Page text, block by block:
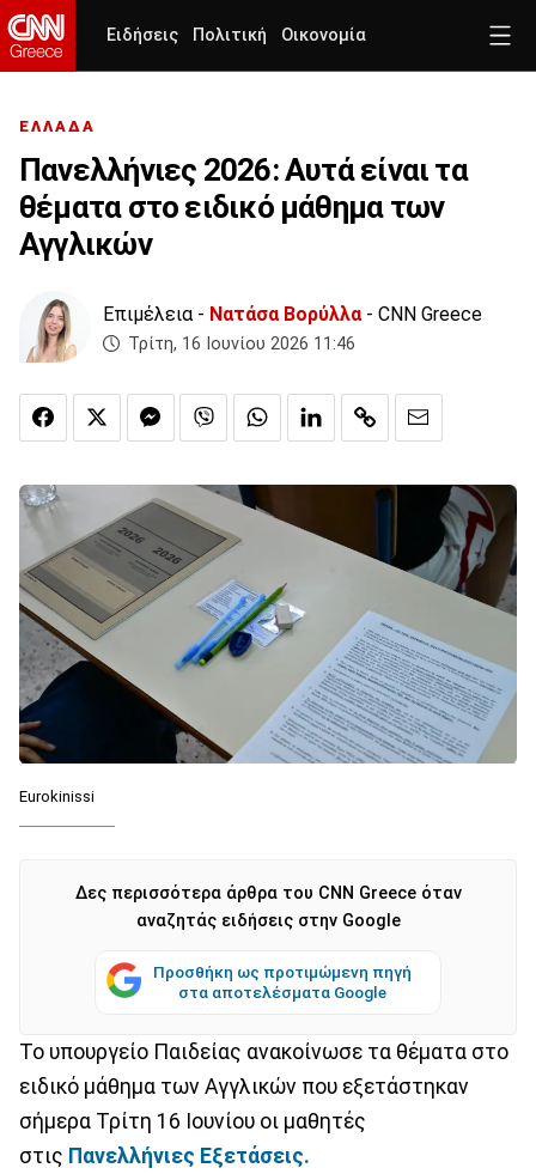
Ειδήσεις Πολιτική Οικονομία
ΕΛΛΑΔΑ
Πανελλήνιες 2026: Αυτά είναι τα
θέματα στο ειδικό μάθημα των
Αγγλικών
Επιμέλεια - Νατάσα Βορύλλα- CNN Greece
Τρίτη, 16 Ιουνίου 2026 11:46
Eurokinissi
Δες περισσότερα άρθρα του CNN Greece όταν
αναζητάς ειδήσεις στην Google
Προσθήκη ως προτιμώμενη πηγή
στα αποτελέσματα Google
Το υπουργείο Παιδείας ανακοίνωσε τα θέματα στο
ειδικό μάθημα των Αγγλικών που εξετάστηκαν
σήμερα Τρίτη 16 Ιουνίου οι μαθητές
στις Πανελλήνιες Εξετάσεις.